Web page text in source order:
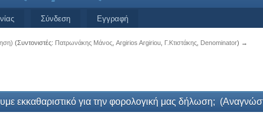
Σύνδεση Εγγραφή
(Συντονιστές: Πατρωνάκης Μάνος, Argirios Argiriou, Γ.Κτιστάκης, Denominator) →
εκκαθαριστικό για την φορολογική μας δήλωση;